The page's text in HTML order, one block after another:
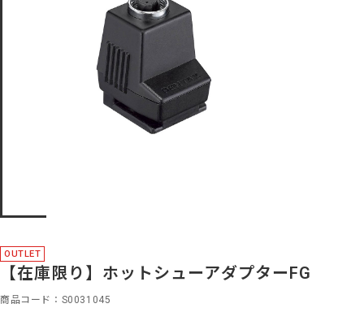
OUTLET
【在庫限り】ホットシューアダプターFG
商品コード S0031045